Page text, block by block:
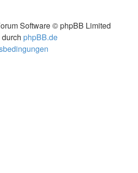
Software © phpBB Limited
phpBB.de